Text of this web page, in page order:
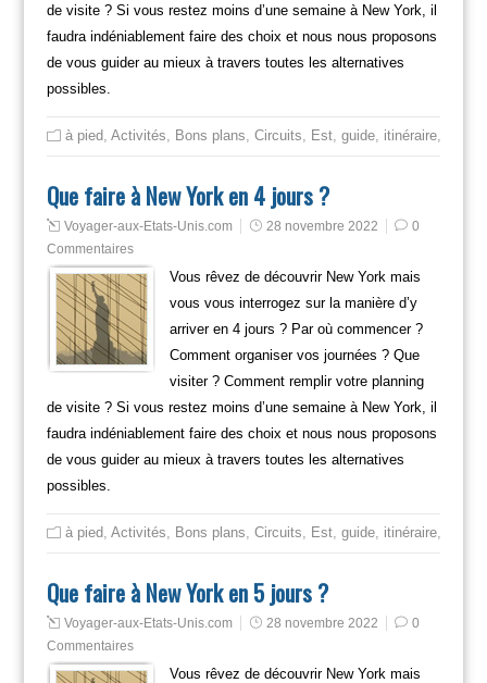
de visite ? Si vous restez moins d’une semaine à New York, il
faudra indéniablement faire des choix et nous nous proposons
de vous guider au mieux à travers toutes les alternatives
possibles.
à pied Activités Bons plans Circuits Est, guide, itinéraire,
Que faire à New York en 4 jours ?
Voyager-aux-Etats-Unis.com 28 novembre 2022
0
Commentaires
Vous rêvez de découvrir New York mais
vous vous interrogez sur la manière d’y
arriver en 4 jours ? Par où commencer ?
Comment organiser vos journées ? Que
visiter ? Comment remplir votre planning
de visite ? Si vous restez moins d’une semaine à New York, il
faudra indéniablement faire des choix et nous nous proposons
de vous guider au mieux à travers toutes les alternatives
possibles.
à pied Activités Bons plans Circuits Est, guide, itinéraire,
Que faire à New York en 5 jours ?
Voyager-aux-Etats-Unis.com 28 novembre 2022
0
Commentaires
Vous rêvez de découvrir New York mais